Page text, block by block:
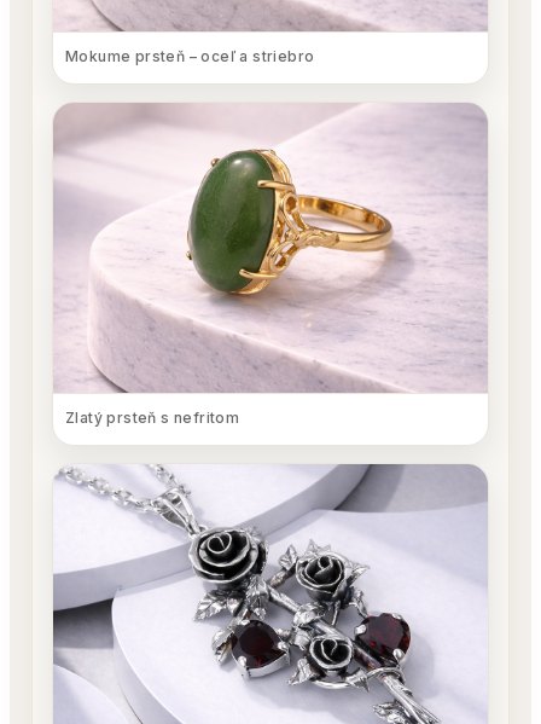
Mokume prsteň – oceľ a striebro
Zlatý prsteň s nefritom